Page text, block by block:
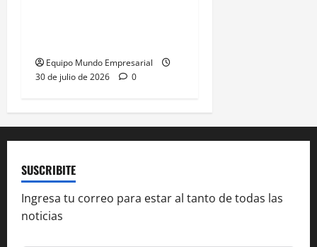
Equipo Mundo Empresarial
30 de julio de 2026
0
SUSCRIBITE
Ingresa tu correo para estar al tanto de todas las
noticias